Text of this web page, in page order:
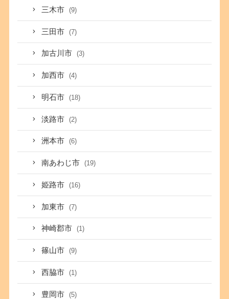
三木市 (9)
三田市 (7)
加古川市 (3)
加西市 (4)
明石市 (18)
淡路市 (2)
洲本市 (6)
南あわじ市 (19)
姫路市 (16)
加東市 (7)
神崎郡市 (1)
篠山市 (9)
西脇市 (1)
豊岡市 (5)